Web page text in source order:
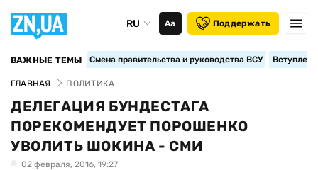
RU Аа Поддержать
ВАЖНЫЕ ТЕМЫ Смена правительства и руководства ВСУ
ГЛАВНАЯ ПОЛИТИКА
ДЕЛЕГАЦИЯ БУНДЕСТАГА
ПОРЕКОМЕНДУЕТ ПОРОШЕНКО
УВОЛИТЬ ШОКИНА - СМИ
02 февраля, 2016, 19:27